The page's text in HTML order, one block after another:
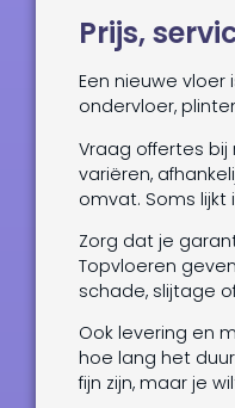
Prijs,
Een nieuwe
ondervloer,
Vraag offertes bij
variëren,
omvat. Soms
Zorg dat je
Topvloeren
schade, slijtage
Ook levering en
hoe lang het
fijn zijn, maar je